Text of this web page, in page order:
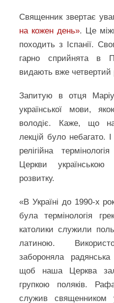
Священник звертає
на кожен день». Це
походить з Іспанії.
гарно сприйнята в
видають вже четвертий
Запитую в отця
української мови,
володіє. Каже, що
лекцій було небагато.
релігійна
Церкви
розвитку.
«В Україні до 1990-х
була термінологія
католики служили
латиною.
забороняла
щоб наша Церква
групкою поляків.
служив